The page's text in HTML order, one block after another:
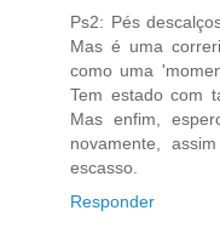
Ps2: Pés
Mas é uma
como uma
Tem estado com
Mas enfim,
novamente,
escasso.
Responder